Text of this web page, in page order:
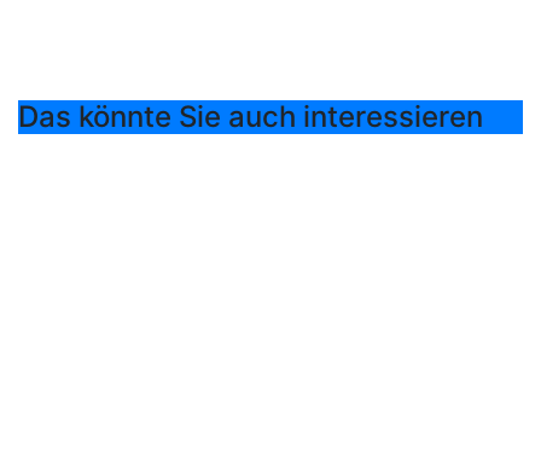
Das könnte Sie auch interessieren